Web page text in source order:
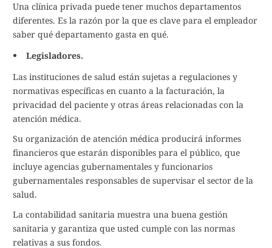
Una clínica privada puede tener muchos departamentos
diferentes. Es la razón por la que es clave para el empleador
saber qué departamento gasta en qué.
Legisladores.
Las instituciones de salud están sujetas a regulaciones y
normativas específicas en cuanto a la facturación, la
privacidad del paciente y otras áreas relacionadas con la
atención médica.
Su organización de atención médica producirá informes
financieros que estarán disponibles para el público, que
incluye agencias gubernamentales y funcionarios
gubernamentales responsables de supervisar el sector de la
salud.
La contabilidad sanitaria muestra una buena gestión
sanitaria y garantiza que usted cumple con las normas
relativas a sus fondos.